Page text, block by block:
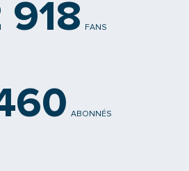
918 FANS
ABONNÉS